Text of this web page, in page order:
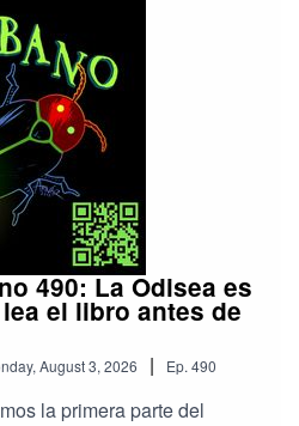
490: La Odisea es
el libro antes de
August 3, 2026 | Ep. 490
la primera parte del